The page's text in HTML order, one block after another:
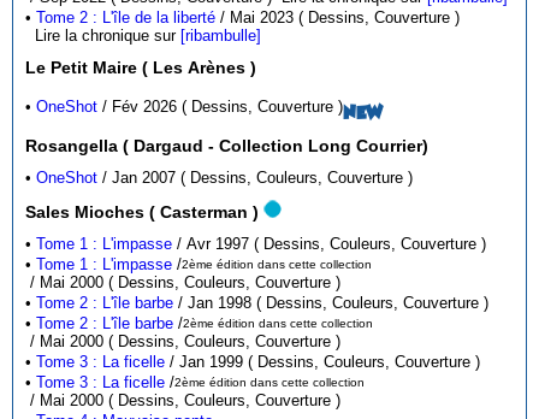
•Tome 2 : L'île de la liberté
/ Mai 2023 ( Dessins, Couverture )
Lire la chronique sur [ribambulle]
Le Petit Maire ( Les Arènes )
•OneShot / Fév 2026 ( Dessins, Couverture )NEW
Rosangella ( Dargaud - Collection Long Courrier)
•OneShot / Jan 2007 ( Dessins, Couleurs, Couverture )
Sales Mioches ( Casterman )
•Tome 1 : L'impasse
/ Avr 1997 ( Dessins, Couleurs, Couverture )
•Tome 1 : L'impasse /2ème édition dans cette collection
/ Mai 2000 ( Dessins, Couleurs, Couverture )
•Tome 2 : L'île barbe
/ Jan 1998 ( Dessins, Couleurs, Couverture )
•Tome 2 : L'île barbe /2ème édition dans cette collection
/ Mai 2000 ( Dessins, Couleurs, Couverture )
•Tome 3 : La ficelle
/ Jan 1999 ( Dessins, Couleurs, Couverture )
•Tome 3 : La ficelle /2ème édition dans cette collection
/ Mai 2000 ( Dessins, Couleurs, Couverture )